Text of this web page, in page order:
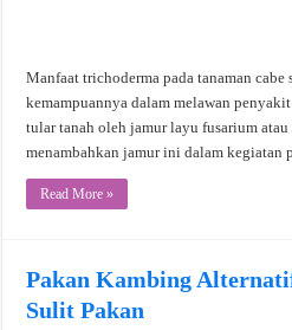
Manfaat trichoderma pada tanaman
kemampuannya dalam melawan
tular tanah oleh jamur layu fusarium
menambahkan jamur ini dalam
Read More »
Pakan Kambing
Sulit Pakan